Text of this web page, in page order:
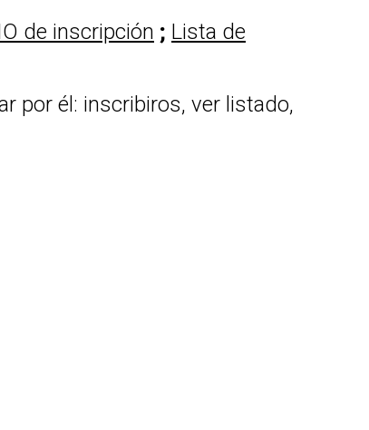
de inscripción ; Lista de
por él: inscribiros, ver listado,